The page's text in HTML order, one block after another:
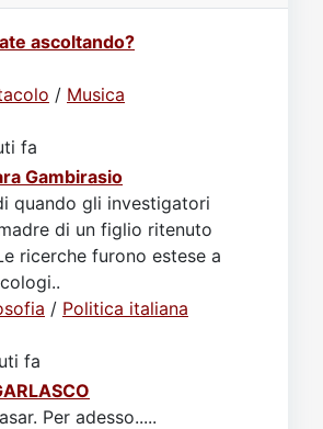
ascoltando?
/ Musica
fa
Gambirasio
quando gli investigatori
di un figlio ritenuto
ricerche furono estese a
/ Politica italiana
fa
Per adesso.....